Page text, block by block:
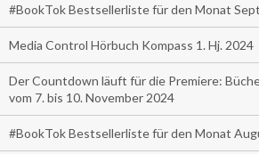
#BookTok Bestsellerliste für den Monat
Media Control Hörbuch Kompass 1. Hj. 2024
Der Countdown läuft für die Premiere:
vom 7. bis 10. November 2024
#BookTok Bestsellerliste für den Monat